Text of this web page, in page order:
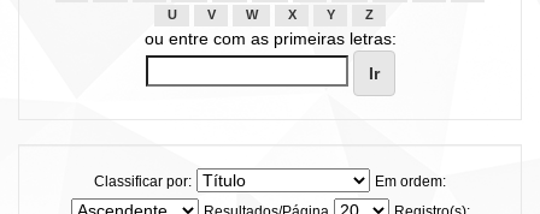
U
V W X Y Z
ou entre com as primeiras letras:
Classificar por:
Em ordem: